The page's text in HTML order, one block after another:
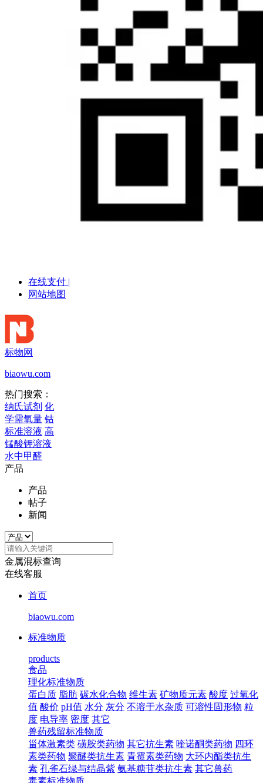
在线支付 |
网站地图
标物网
biaowu.com
热门搜索：
纳氏试剂 化
学需氧量 钴
标准溶液 高
锰酸钾溶液
水中甲醛
产品
产品
帖子
新闻
金属混标查询
在线客服
首页
biaowu.com
标准物质
products
食品
理化标准物质
蛋白质 脂肪 碳水化合物 维生素 矿物质元素 酸度 过氧化
值 酸价 pH值 水分 灰分 不溶于水杂质 可溶性固形物 粒
度 电导率 密度 其它
兽药残留标准物质
甾体激素类 磺胺类药物 其它抗生素 喹诺酮类药物 四环
素类药物 聚醚类抗生素 青霉素类药物 大环内酯类抗生
素 孔雀石绿与结晶紫 氨基糖苷类抗生素 其它兽药
毒素标准物质